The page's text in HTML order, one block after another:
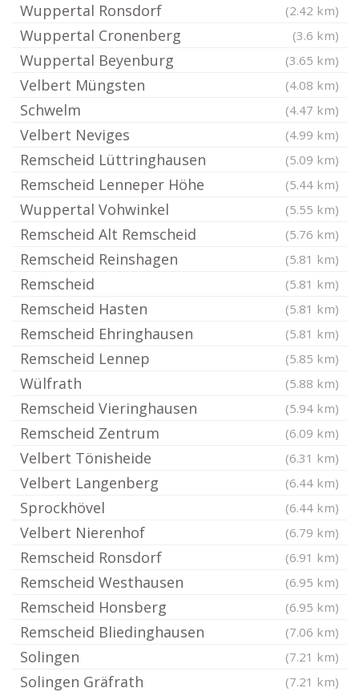
Wuppertal Ronsdorf (2.42 km)
Wuppertal Cronenberg (3.6 km)
Wuppertal Beyenburg (3.65 km)
Velbert Müngsten (4.08 km)
Schwelm (4.47 km)
Velbert Neviges (4.99 km)
Remscheid Lüttringhausen (5.09 km)
Remscheid Lenneper Höhe (5.44 km)
Wuppertal Vohwinkel (5.55 km)
Remscheid Alt Remscheid (5.76 km)
Remscheid Reinshagen (5.81 km)
Remscheid (5.81 km)
Remscheid Hasten (5.81 km)
Remscheid Ehringhausen (5.81 km)
Remscheid Lennep (5.85 km)
Wülfrath (5.88 km)
Remscheid Vieringhausen (5.94 km)
Remscheid Zentrum (6.09 km)
Velbert Tönisheide (6.31 km)
Velbert Langenberg (6.44 km)
Sprockhövel (6.44 km)
Velbert Nierenhof (6.79 km)
Remscheid Ronsdorf (6.91 km)
Remscheid Westhausen (6.95 km)
Remscheid Honsberg (6.95 km)
Remscheid Bliedinghausen (7.06 km)
Solingen (7.21 km)
Solingen Gräfrath (7.21 km)